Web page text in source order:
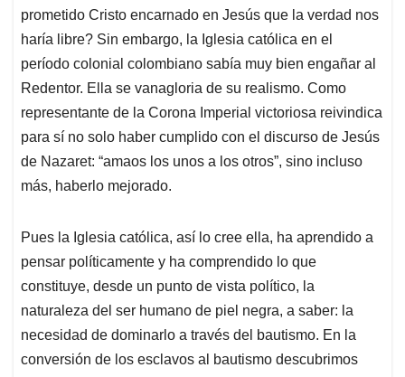
prometido Cristo encarnado en Jesús que la verdad nos
haría libre? Sin embargo, la Iglesia católica en el
período colonial colombiano sabía muy bien engañar al
Redentor. Ella se vanagloria de su realismo. Como
representante de la Corona Imperial victoriosa reivindica
para sí no solo haber cumplido con el discurso de Jesús
de Nazaret: “amaos los unos a los otros”, sino incluso
más, haberlo mejorado.
Pues la Iglesia católica, así lo cree ella, ha aprendido a
pensar políticamente y ha comprendido lo que
constituye, desde un punto de vista político, la
naturaleza del ser humano de piel negra, a saber: la
necesidad de dominarlo a través del bautismo. En la
conversión de los esclavos al bautismo descubrimos